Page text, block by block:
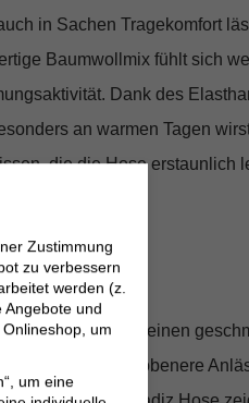
in Sachen Tragekomfort
Baumwollmix fühlt sich
Dank des
an warmen Tagen
die die Hose erstaunlich
Detail
dem Stoff einen
auch für gehobenere
Zustimmung
zu verbessern
werden (z.
und
um
um eine